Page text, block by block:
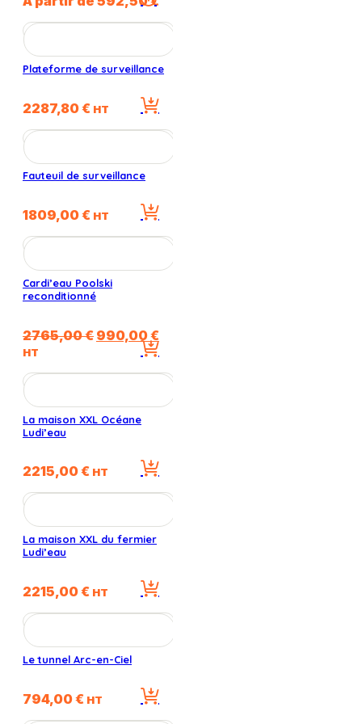
être
choisies
la
page
produit
plusieurs
variations.
Les
peuvent
être
choisies
sur
du
produit
Plateforme de surveillance
2287,80€ HT
Fauteuil de surveillance
1809,00€ HT
Cardi’eau Poolski
reconditionné
2765,00€ Le
2765,00 €.
990,00€Le
est :
990,00 €.
HT
La maison XXL Océane
Ludi’eau
2215,00€ HT
La maison XXL du fermier
Ludi’eau
2215,00€ HT
Le tunnel Arc-en-Ciel
794,00€ HT